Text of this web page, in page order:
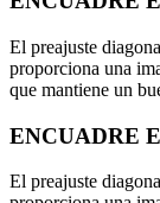
El preajuste
proporciona una
que mantiene un
ENCUADRE
El preajuste